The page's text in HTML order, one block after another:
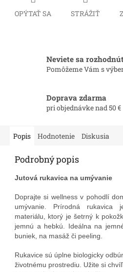
OPÝTAŤ SA STRÁŽIŤ
Neviete sa
Pomôžeme Vám s
Doprava zdarma
pri objednávke nad 50 €
Popis Hodnotenie Diskusia
Podrobný popis
Jutová rukavica na umývanie
Doprajte si wellness v pohodlí
umývanie. Prírodná rukavica
materiálu, ktorý je šetrný k
jemnú a hebkú. Ideálna na
buniek, na masáž či peeling.
Rukavice sú úplne biologicky
životnému prostrediu. Užite si